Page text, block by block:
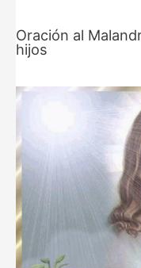
Oración al
hijos